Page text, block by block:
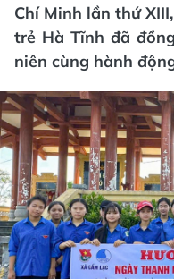
Chí Minh lần thứ
trẻ Hà Tĩnh đã
niên cùng hành